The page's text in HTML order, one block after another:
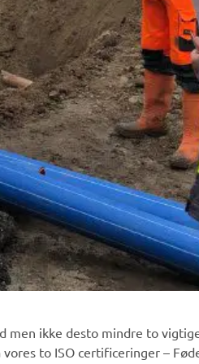
ikke desto mindre to
to ISO certificeringer –